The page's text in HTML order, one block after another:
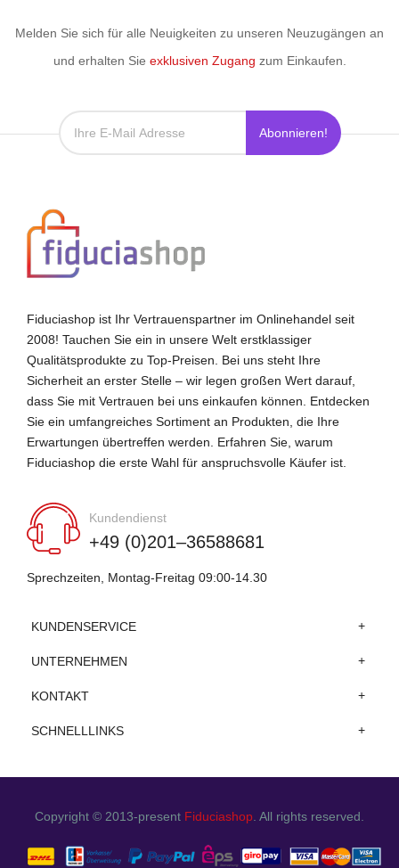
Melden Sie sich für alle Neuigkeiten zu unseren Neuzugängen an
und erhalten Sie exklusiven Zugang zum Einkaufen.
Abonnieren!
Fiduciashop ist Ihr Vertrauenspartner im Onlinehandel seit
2008! Tauchen Sie ein in unsere Welt erstklassiger
Qualitätsprodukte zu Top-Preisen. Bei uns steht Ihre
Sicherheit an erster Stelle – wir legen großen Wert darauf,
dass Sie mit Vertrauen bei uns einkaufen können. Entdecken
Sie ein umfangreiches Sortiment an Produkten, die Ihre
Erwartungen übertreffen werden. Erfahren Sie, warum
Fiduciashop die erste Wahl für anspruchsvolle Käufer ist.
Kundendienst
+49 (0)201–36588681
Sprechzeiten, Montag-Freitag 09:00-14.30
KUNDENSERVICE
UNTERNEHMEN
KONTAKT
SCHNELLLINKS
Copyright © 2013-present Fiduciashop. All rights reserved.